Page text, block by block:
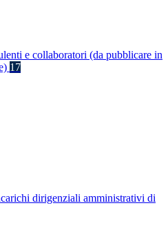
e collaboratori (da pubblicare in
17
dirigenziali amministrativi di